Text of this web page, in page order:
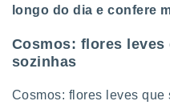
longo do dia e confere
Cosmos: flores
sozinhas
Cosmos: flores leves